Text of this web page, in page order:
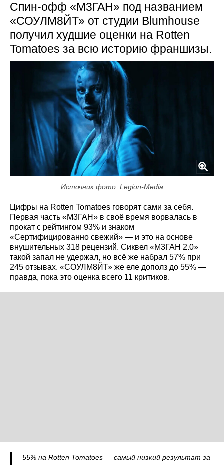
Спин-офф «М3ГАН» под названием
«СОУЛМ8ЙТ» от студии Blumhouse
получил худшие оценки на Rotten
Tomatoes за всю историю франшизы.
Источник фото: Legion-Media
Цифры на Rotten Tomatoes говорят сами за себя.
Первая часть «М3ГАН» в своё время ворвалась в
прокат с рейтингом 93% и знаком
«Сертифицированно свежий» — и это на основе
внушительных 318 рецензий. Сиквел «М3ГАН 2.0»
такой запал не удержал, но всё же набрал 57% при
245 отзывах. «СОУЛМ8ЙТ» же еле дополз до 55% —
правда, пока это оценка всего 11 критиков.
55% на Rotten Tomatoes — самый низкий результат за